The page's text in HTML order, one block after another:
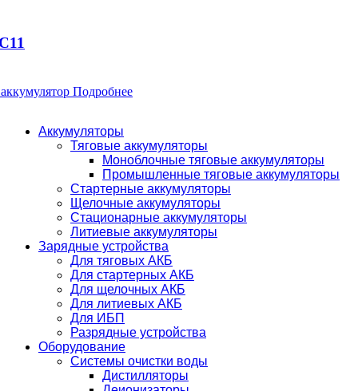
аккумулятор Подробнее
Аккумуляторы
Тяговые аккумуляторы
Моноблочные тяговые аккумуляторы
Промышленные тяговые аккумуляторы
Стартерные аккумуляторы
Щелочные аккумуляторы
Стационарные аккумуляторы
Литиевые аккумуляторы
Зарядные устройства
Для тяговых АКБ
Для стартерных АКБ
Для щелочных АКБ
Для литиевых АКБ
Для ИБП
Разрядные устройства
Оборудование
Системы очистки воды
Дистилляторы